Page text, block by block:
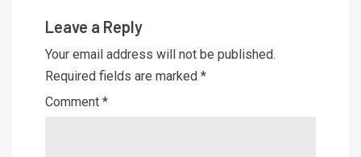
Leave a Reply
Your email address will not be published.
Required fields are marked *
Comment *